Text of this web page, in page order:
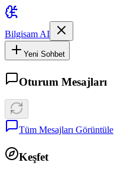
Bilgisam AI
Yeni Sohbet
Oturum Mesajları
Tüm Mesajları Görüntüle
Keşfet